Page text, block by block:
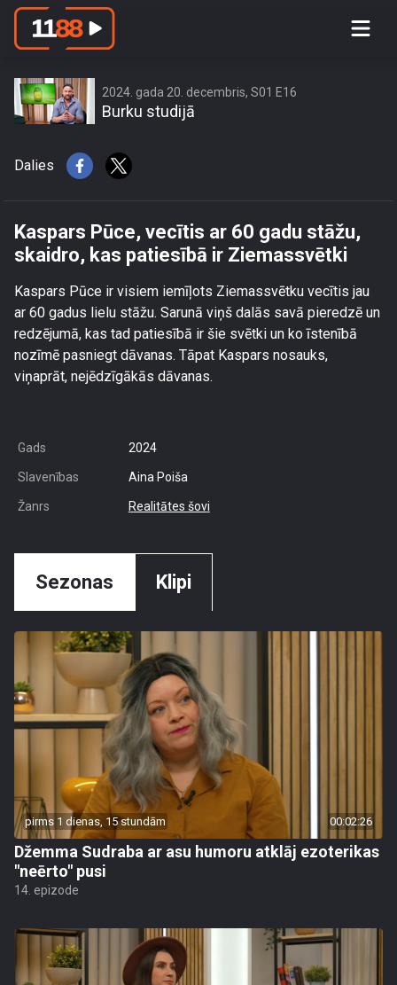
Kaspars Pūce, vecītis ar 60 gadu
2024. gada 20. decembris, S01 E16
Burku studijā
Dalies
Kaspars Pūce, vecītis ar 60 gadu stāžu,
skaidro, kas patiesībā ir Ziemassvētki
Kaspars Pūce ir visiem iemīļots Ziemassvētku vecītis jau
ar 60 gadus lielu stāžu. Sarunā viņš dalās savā pieredzē un
redzējumā, kas tad patiesībā ir šie svētki un ko īstenībā
nozīmē pasniegt dāvanas. Tāpat Kaspars nosauks,
viņaprāt, nejēdzīgākās dāvanas.
Gads 2024
Slavenības Aina Poiša
Žanrs Realitātes šovi
Sezonas Klipi
pirms 1 dienas, 15 stundām 00:02:26
Džemma Sudraba ar asu humoru atklāj ezoterikas
"neērto" pusi
14. epizode